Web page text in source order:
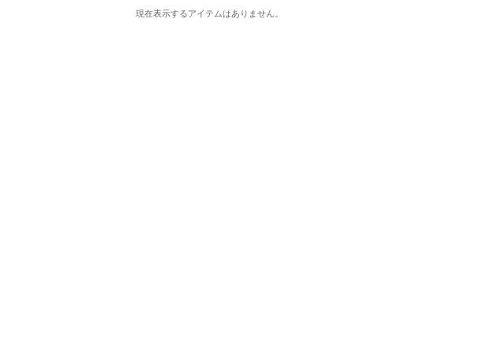
現在表示するアイテムはありません。